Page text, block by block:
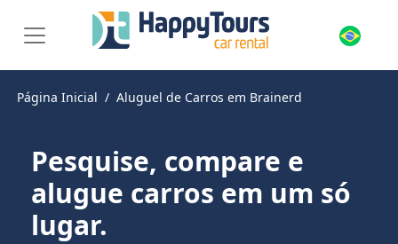
Página Inicial Aluguel de Carros em Brainerd
Pesquise, compare e
alugue carros em um só
lugar.